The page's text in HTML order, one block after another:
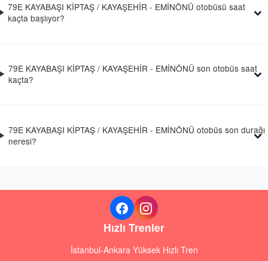
79E KAYABAŞI KİPTAŞ / KAYAŞEHİR - EMİNÖNÜ otobüsü saat
kaçta başlıyor?
79E KAYABAŞI KİPTAŞ / KAYAŞEHİR - EMİNÖNÜ son otobüs saat
kaçta?
79E KAYABAŞI KİPTAŞ / KAYAŞEHİR - EMİNÖNÜ otobüs son durağı
neresi?
Hızlı Trenler
İstanbul-Ankara Yüksek Hızlı Tren